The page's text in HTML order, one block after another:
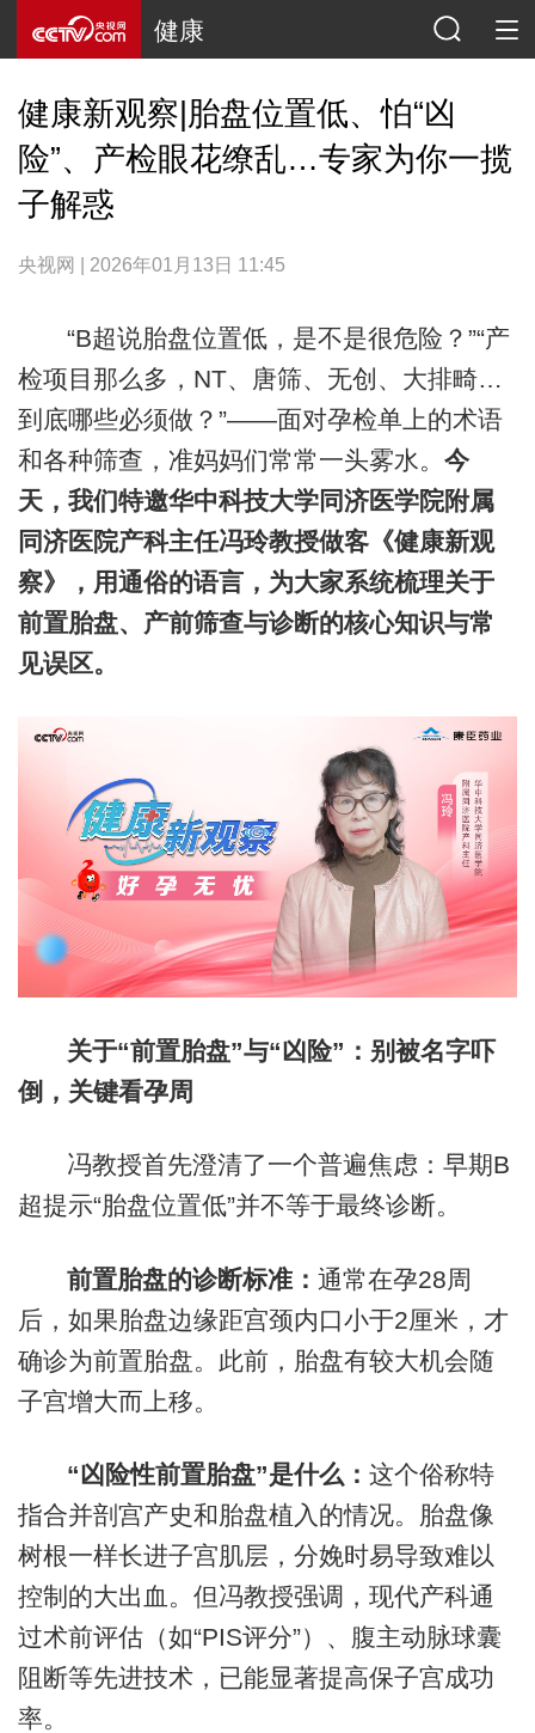
健康
健康新观察|胎盘位置低、怕“凶
险”、产检眼花缭乱…专家为你一揽
子解惑
央视网 | 2026年01月13日 11:45
“B超说胎盘位置低，是不是很危险？”“产
检项目那么多，NT、唐筛、无创、大排畸…
到底哪些必须做？”——面对孕检单上的术语
和各种筛查，准妈妈们常常一头雾水。 今
天，我们特邀华中科技大学同济医学院附属
同济医院产科主任冯玲教授做客《健康新观
察》，用通俗的语言，为大家系统梳理关于
前置胎盘、产前筛查与诊断的核心知识与常
见误区。
关于“前置胎盘”与“凶险”：别被名字吓
倒，关键看孕周
冯教授首先澄清了一个普遍焦虑：早期B
超提示“胎盘位置低”并不等于最终诊断。
前置胎盘的诊断标准： 通常在孕28周
后，如果胎盘边缘距宫颈内口小于2厘米，才
确诊为前置胎盘。此前，胎盘有较大机会随
子宫增大而上移。
“凶险性前置胎盘”是什么： 这个俗称特
指合并剖宫产史和胎盘植入的情况。胎盘像
树根一样长进子宫肌层，分娩时易导致难以
控制的大出血。但冯教授强调，现代产科通
过术前评估（如“PIS评分”）、腹主动脉球囊
阻断等先进技术，已能显著提高保子宫成功
率。